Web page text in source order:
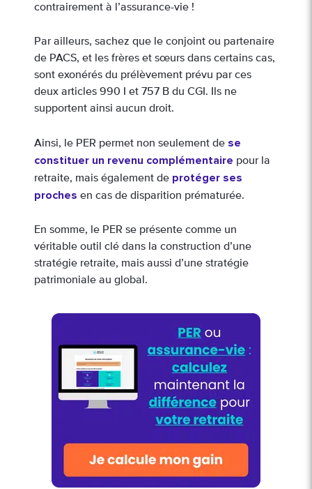
contrairement à l’assurance-vie !
Par ailleurs, sachez que le conjoint ou partenaire
de PACS, et les frères et sœurs dans certains cas,
sont exonérés du prélèvement prévu par ces
deux articles 990 I et 757 B du CGI. Ils ne
supportent ainsi aucun droit.
Ainsi, le PER permet non seulement de se
constituer un revenu complémentaire pour la
retraite, mais également de protéger ses
proches en cas de disparition prématurée.
En somme, le PER se présente comme un
véritable outil clé dans la construction d’une
stratégie retraite, mais aussi d’une stratégie
patrimoniale au global.